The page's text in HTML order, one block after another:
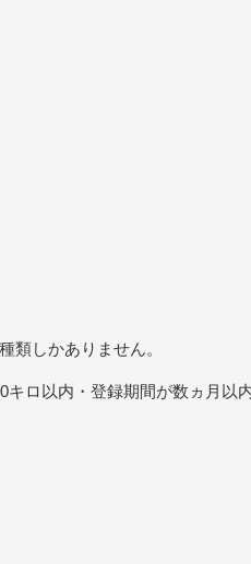
類しかありません。
ロ以内・登録期間が数ヵ月以